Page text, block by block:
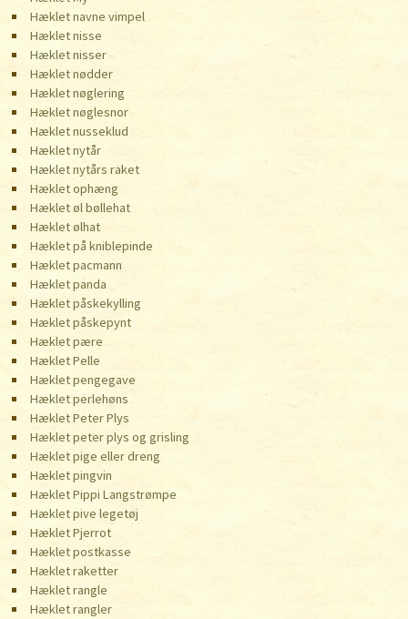
Hæklet navne vimpel
Hæklet nisse
Hæklet nisser
Hæklet nødder
Hæklet nøglering
Hæklet nøglesnor
Hæklet nusseklud
Hæklet nytår
Hæklet nytårs raket
Hæklet ophæng
Hæklet øl bøllehat
Hæklet ølhat
Hæklet på kniblepinde
Hæklet pacmann
Hæklet panda
Hæklet påskekylling
Hæklet påskepynt
Hæklet pære
Hæklet Pelle
Hæklet pengegave
Hæklet perlehøns
Hæklet Peter Plys
Hæklet peter plys og grisling
Hæklet pige eller dreng
Hæklet pingvin
Hæklet Pippi Langstrømpe
Hæklet pive legetøj
Hæklet Pjerrot
Hæklet postkasse
Hæklet raketter
Hæklet rangle
Hæklet rangler